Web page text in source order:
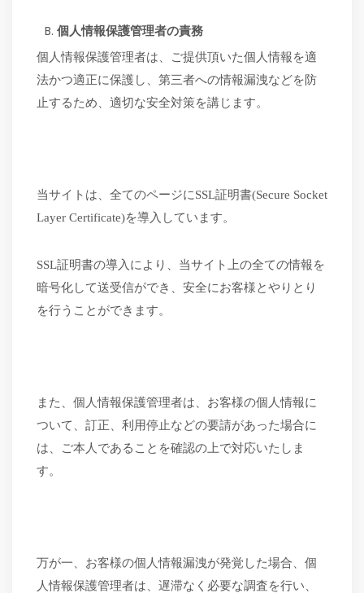
個人情報保護管理者の責務
個人情報保護管理者は、ご提供頂いた個人情報を適
法かつ適正に保護し、第三者への情報漏洩などを防
止するため、適切な安全対策を講じます。
当サイトは、全てのページにSSL証明書(Secure Socket
Layer Certificate)を導入しています。
SSL証明書の導入により、当サイト上の全ての情報を
暗号化して送受信ができ、安全にお客様とやりとり
を行うことができます。
また、個人情報保護管理者は、お客様の個人情報に
ついて、訂正、利用停止などの要請があった場合に
は、ご本人であることを確認の上で対応いたしま
す。
万が一、お客様の個人情報漏洩が発覚した場合、個
人情報保護管理者は、遅滞なく必要な調査を行い、